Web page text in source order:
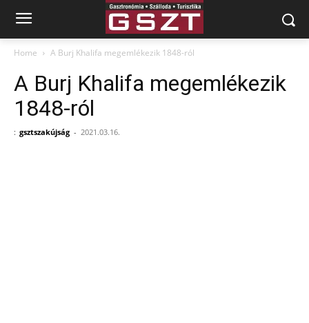
Home A Burj Khalifa megemlékezik 1848-ról
A Burj Khalifa megemlékezik
1848-ról
: gsztszakújság - 2021.03.16.